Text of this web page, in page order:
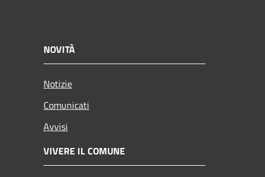
NOVITÀ
Notizie
Comunicati
Avvisi
VIVERE IL COMUNE